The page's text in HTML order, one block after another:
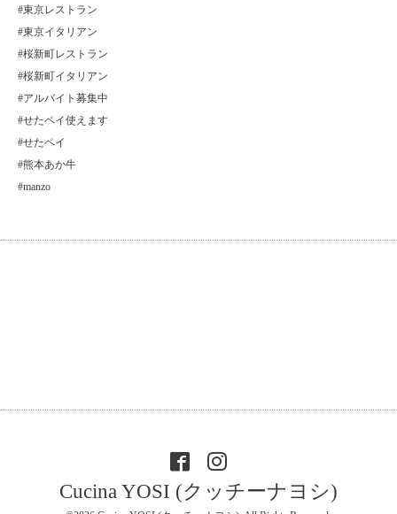
#東京レストラン
#東京イタリアン
#桜新町レストラン
#桜新町イタリアン
#アルバイト募集中
#せたペイ使えます
#せたペイ
#熊本あか牛
#manzo
Cucina YOSI (クッチーナヨシ)